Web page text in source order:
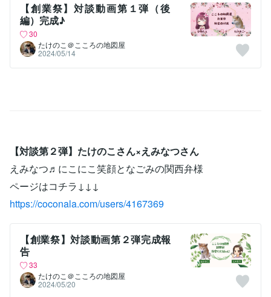
【創業祭】対談動画第１弾（後
編）完成♪
30
たけのこ＠こころの地図屋
2024/05/14
【対談第２弾】たけのこさん×えみなつさん
えみなつ♬にこにこ笑顔となごみの関西弁様
ページはコチラ↓↓↓
https://coconala.com/users/4167369
【創業祭】対談動画第２弾完成報
告
33
たけのこ＠こころの地図屋
2024/05/20